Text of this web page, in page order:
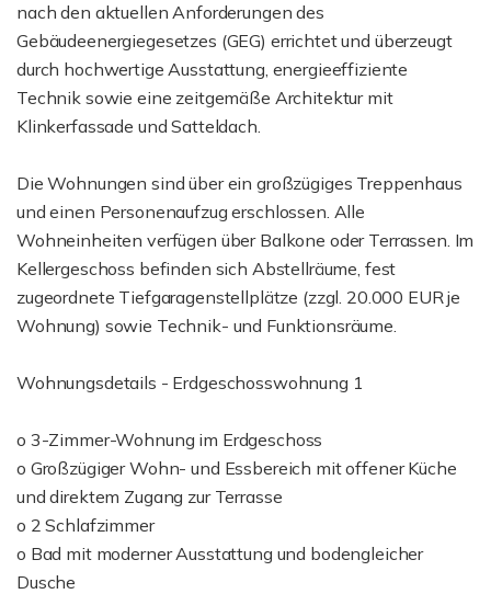
nach den aktuellen Anforderungen des
Gebäudeenergiegesetzes (GEG) errichtet und überzeugt
durch hochwertige Ausstattung, energieeffiziente
Technik sowie eine zeitgemäße Architektur mit
Klinkerfassade und Satteldach.
Die Wohnungen sind über ein großzügiges Treppenhaus
und einen Personenaufzug erschlossen. Alle
Wohneinheiten verfügen über Balkone oder Terrassen. Im
Kellergeschoss befinden sich Abstellräume, fest
zugeordnete Tiefgaragenstellplätze (zzgl. 20.000 EUR je
Wohnung) sowie Technik- und Funktionsräume.
Wohnungsdetails - Erdgeschosswohnung 1
o 3-Zimmer-Wohnung im Erdgeschoss
o Großzügiger Wohn- und Essbereich mit offener Küche
und direktem Zugang zur Terrasse
o 2 Schlafzimmer
o Bad mit moderner Ausstattung und bodengleicher
Dusche